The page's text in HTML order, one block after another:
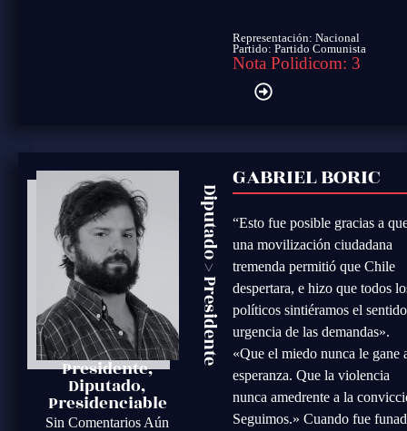
Representación: Nacional
Partido:Partido Comunista
Nota Polidicom: 3
Presidente,
Diputado,
Presidenciable
Sin Comentarios Aún
Diputado
>
Presidente
GABRIEL BORIC
“Esto fue posible gracias a
una movilización ciudadana
tremenda permitió que Chile
despertara, e hizo que todos
políticos sintiéramos el
urgencia de las demandas».
«Que el miedo nunca le gane
esperanza. Que la violencia
nunca amedrente a la
Seguimos.» Cuando fue